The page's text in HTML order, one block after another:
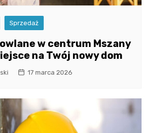
Sprzedaż
w centrum Mszany
na Twój nowy dom
17 marca 2026